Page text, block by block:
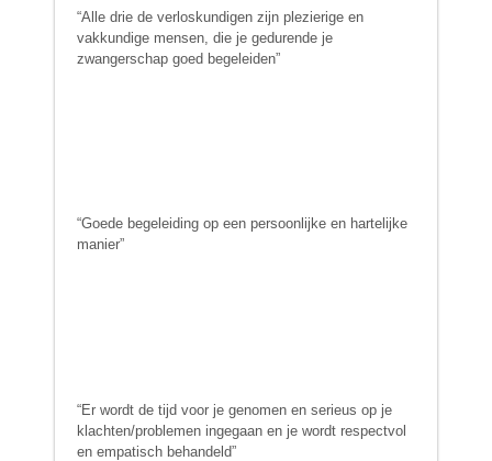
“Alle drie de verloskundigen zijn plezierige en
vakkundige mensen, die je gedurende je
zwangerschap goed begeleiden”
“Goede begeleiding op een persoonlijke en hartelijke
manier”
“Er wordt de tijd voor je genomen en serieus op je
klachten/problemen ingegaan en je wordt respectvol
en empatisch behandeld”